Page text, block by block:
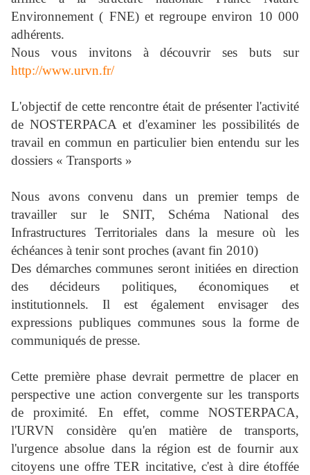
Environnement ( FNE) et regroupe environ 10 000
adhérents.
Nous vous invitons à découvrir ses buts sur
http://www.urvn.fr/
L'objectif de cette rencontre était de présenter l'activité
de NOSTERPACA et d'examiner les possibilités de
travail en commun en particulier bien entendu sur les
dossiers « Transports »
Nous avons convenu dans un premier temps de
travailler sur le SNIT, Schéma National des
Infrastructures Territoriales dans la mesure où les
échéances à tenir sont proches (avant fin 2010)
Des démarches communes seront initiées en direction
des décideurs politiques, économiques et
institutionnels. Il est également envisager des
expressions publiques communes sous la forme de
communiqués de presse.
Cette première phase devrait permettre de placer en
perspective une action convergente sur les transports
de proximité. En effet, comme NOSTERPACA,
l'URVN considère qu'en matière de transports,
l'urgence absolue dans la région est de fournir aux
citoyens une offre TER incitative, c'est à dire étoffée